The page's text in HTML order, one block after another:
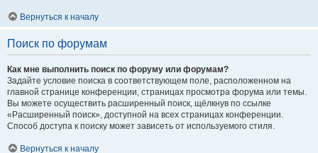
Вернуться к началу
Поиск по форумам
Как мне выполнить поиск по форуму или форумам?
Задайте условие поиска в соответствующем поле, расположенном на
главной странице конференции, страницах просмотра форума или темы.
Вы можете осуществить расширенный поиск, щёлкнув по ссылке
«Расширенный поиск», доступной на всех страницах конференции.
Способ доступа к поиску может зависеть от используемого стиля.
Вернуться к началу